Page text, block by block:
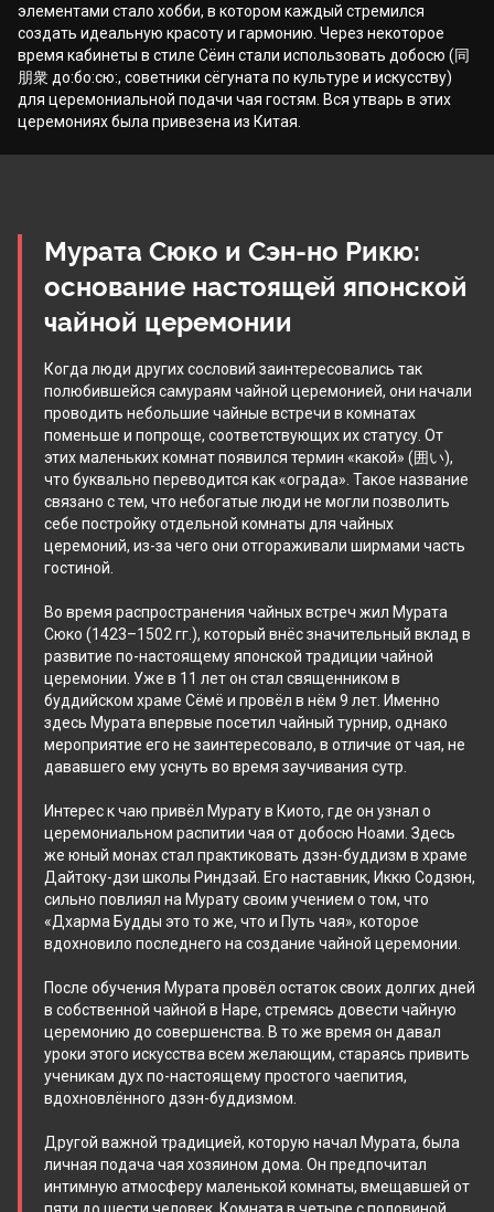
элементами стало хобби, в котором каждый стремился
создать идеальную красоту и гармонию. Через некоторое
время кабинеты в стиле Сёин стали использовать добосю (同
朋衆 до:бо:сю:, советники сёгуната по культуре и искусству)
для церемониальной подачи чая гостям. Вся утварь в этих
церемониях была привезена из Китая.
Мурата Сюко и Сэн-но Рикю:
основание настоящей японской
чайной церемонии
Когда люди других сословий заинтересовались так
полюбившейся самураям чайной церемонией, они начали
проводить небольшие чайные встречи в комнатах
поменьше и попроще, соответствующих их статусу. От
этих маленьких комнат появился термин «какой» (囲い),
что буквально переводится как «ограда». Такое название
связано с тем, что небогатые люди не могли позволить
себе постройку отдельной комнаты для чайных
церемоний, из-за чего они отгораживали ширмами часть
гостиной.
Во время распространения чайных встреч жил Мурата
Сюко (1423–1502 гг.), который внёс значительный вклад в
развитие по-настоящему японской традиции чайной
церемонии. Уже в 11 лет он стал священником в
буддийском храме Сёмё и провёл в нём 9 лет. Именно
здесь Мурата впервые посетил чайный турнир, однако
мероприятие его не заинтересовало, в отличие от чая, не
дававшего ему уснуть во время заучивания сутр.
Интерес к чаю привёл Мурату в Киото, где он узнал о
церемониальном распитии чая от добосю Ноами. Здесь
же юный монах стал практиковать дзэн-буддизм в храме
Дайтоку-дзи школы Риндзай. Его наставник, Иккю Содзюн,
сильно повлиял на Мурату своим учением о том, что
«Дхарма Будды это то же, что и Путь чая», которое
вдохновило последнего на создание чайной церемонии.
После обучения Мурата провёл остаток своих долгих дней
в собственной чайной в Наре, стремясь довести чайную
церемонию до совершенства. В то же время он давал
уроки этого искусства всем желающим, стараясь привить
ученикам дух по-настоящему простого чаепития,
вдохновлённого дзэн-буддизмом.
Другой важной традицией, которую начал Мурата, была
личная подача чая хозяином дома. Он предпочитал
интимную атмосферу маленькой комнаты, вмещавшей от